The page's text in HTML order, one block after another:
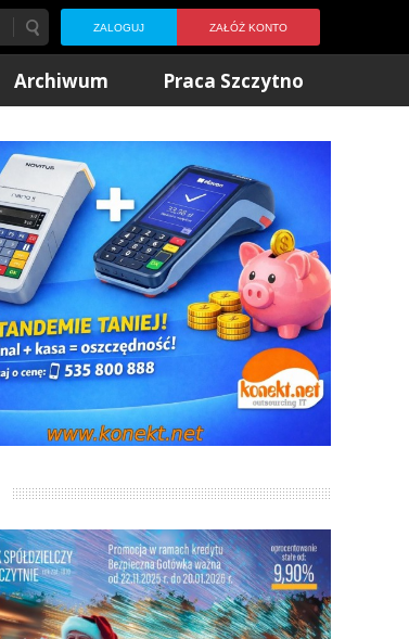
ZALOGUJ ZAŁÓŻ KONTO
Archiwum Praca Szczytno